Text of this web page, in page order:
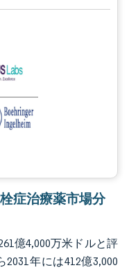
BY 4.0の表示が必要です。
症治療薬市場分
億4,000万米ドルと評
年には412億3,000